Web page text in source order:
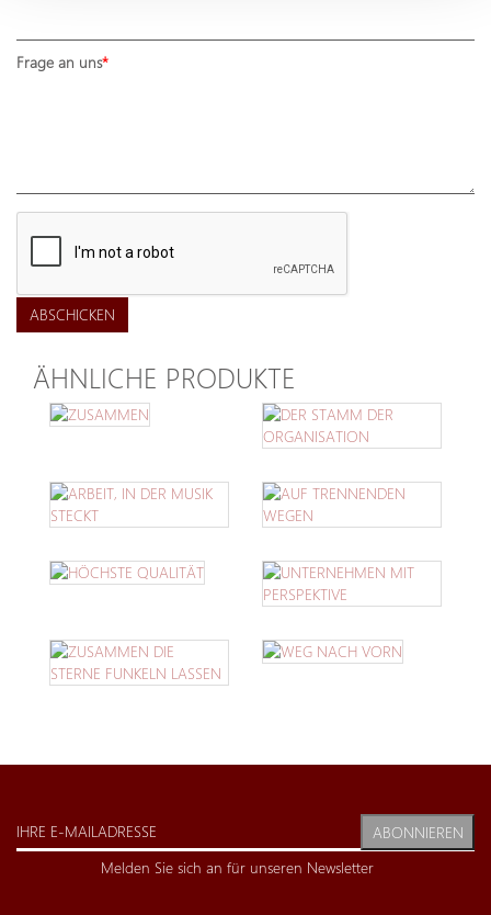
Frage an uns
ABSCHICKEN
ÄHNLICHE PRODUKTE
ABONNIEREN
Melden Sie sich an für unseren Newsletter